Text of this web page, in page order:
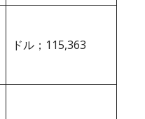
ドル；115,363